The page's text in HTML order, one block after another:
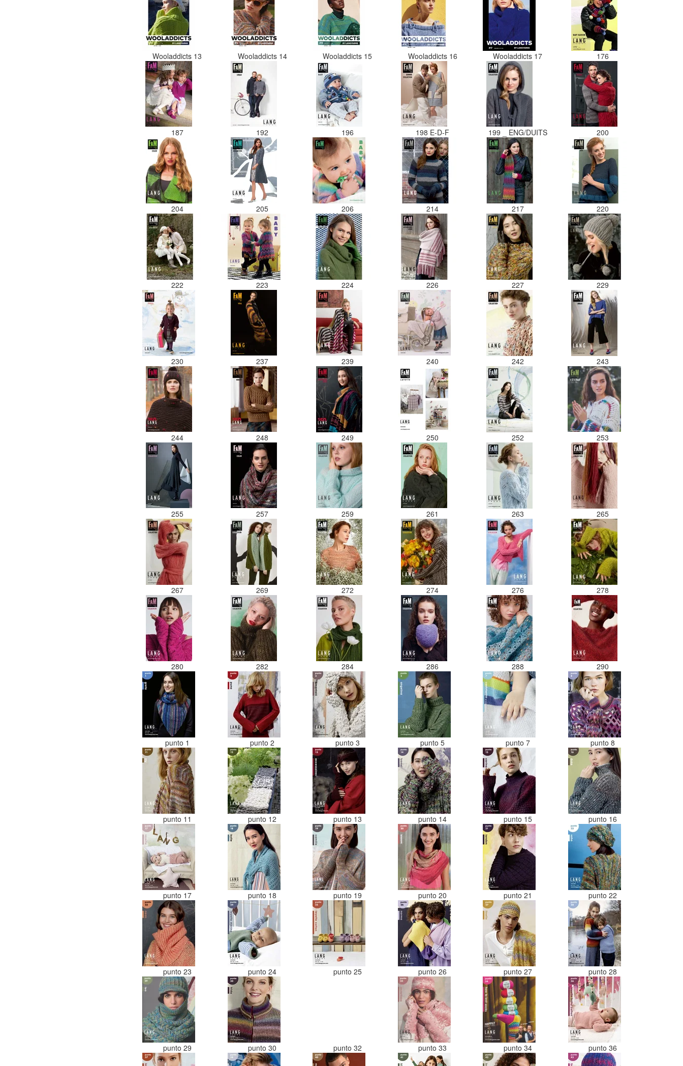
Wooladdicts 13 Wooladdicts 14 Wooladdicts 15 Wooladdicts 16 Wooladdicts 17 176
187 192 196 198 E-D-F 199 _ ENG/DUITS 200
204 205 206 214 217 220
222 223 224 226 227 229
230 237 239 240 242 243
244 248 249 250 252 253
255 257 259 261 263 265
267 269 272 274 276 278
280 282 284 286 288 290
punto 1 punto 2 punto 3 punto 5 punto 7 punto 8
punto 11 punto 12 punto 13 punto 14 punto 15 punto 16
punto 17 punto 18 punto 19 punto 20 punto 21 punto 22
punto 23 punto 24 punto 25 punto 26 punto 27 punto 28
punto 29 punto 30 punto 32 punto 33 punto 34 punto 36